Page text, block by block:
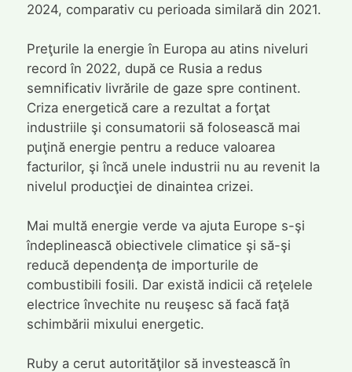
2024, comparativ cu perioada similară din 2021.
Preţurile la energie în Europa au atins niveluri
record în 2022, după ce Rusia a redus
semnificativ livrările de gaze spre continent.
Criza energetică care a rezultat a forţat
industriile şi consumatorii să folosească mai
puţină energie pentru a reduce valoarea
facturilor, şi încă unele industrii nu au revenit la
nivelul producţiei de dinaintea crizei.
Mai multă energie verde va ajuta Europe s-şi
îndeplinească obiectivele climatice şi să-şi
reducă dependenţa de importurile de
combustibili fosili. Dar există indicii că reţelele
electrice învechite nu reuşesc să facă faţă
schimbării mixului energetic.
Ruby a cerut autorităţilor să investească în